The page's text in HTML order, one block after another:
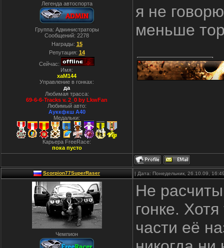
Легенда автоспорта
Группа: Администраторы
Сообщений: 2278
Награды: 15
Репутация: 14
Сейчас:
Имя:
xaM144
Управление в гонках:
да
Любимая трасса:
69-6-6-Tracks v. 2_0 by LkwFan
Любимый авто:
Ауккфкш А40
Медальки:
Карьера FreeRace:
пока пусто
я не
меньше
Scorpion77SuperRaser | Дата: Понедельник, 26.10.09,
Чемпион
Не
гонке.
части её